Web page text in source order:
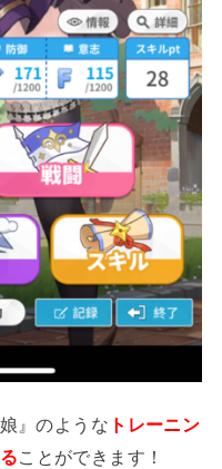
』のような トレーニン
ことができます！